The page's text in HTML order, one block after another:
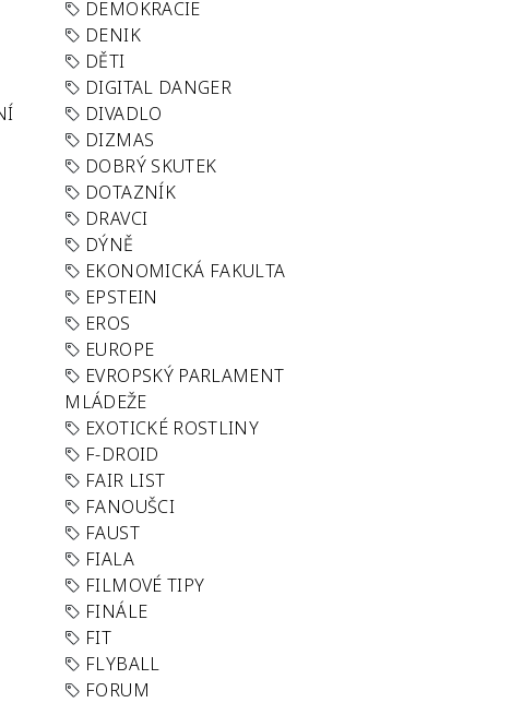
DEMOKRACIE
DENIK
DĚTI
DIGITAL DANGER
DIVADLO
DIZMAS
DOBRÝ SKUTEK
DOTAZNÍK
DRAVCI
DÝNĚ
EKONOMICKÁ FAKULTA
EPSTEIN
EROS
EUROPE
EVROPSKÝ PARLAMENT
MLÁDEŽE
EXOTICKÉ ROSTLINY
F-DROID
FAIR LIST
FANOUŠCI
FAUST
FIALA
FILMOVÉ TIPY
FINÁLE
FIT
FLYBALL
FORUM